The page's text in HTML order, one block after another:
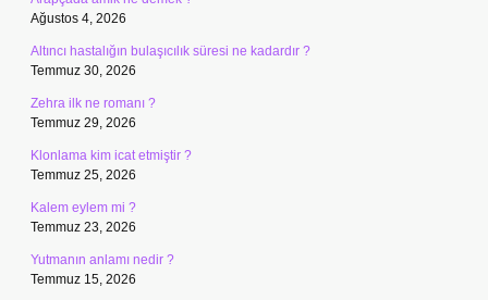
Ağustos 4, 2026
Altıncı hastalığın bulaşıcılık süresi ne kadardır ?
Temmuz 30, 2026
Zehra ilk ne romanı ?
Temmuz 29, 2026
Klonlama kim icat etmiştir ?
Temmuz 25, 2026
Kalem eylem mi ?
Temmuz 23, 2026
Yutmanın anlamı nedir ?
Temmuz 15, 2026